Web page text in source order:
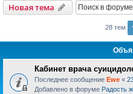
Новая тема
28 тем
Кабинет врача
Последнее сообщение Ewe «
Добавлено в форуме Радость